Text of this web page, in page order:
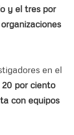
y el tres por
en el
20 por ciento
con equipos